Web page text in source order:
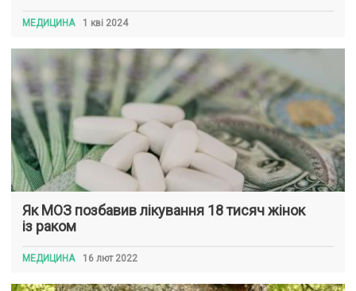
МЕДИЦИНА 1 кві 2024
Як МОЗ позбавив лікування 18 тисяч жінок
із раком
МЕДИЦИНА 16 лют 2022